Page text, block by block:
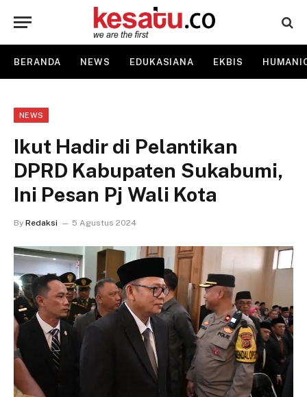
BERANDA NEWS EDUKASIANA EKBIS
NEWS
Ikut Hadir di Pelantikan
DPRD Kabupaten Sukabumi,
Ini Pesan Pj Wali Kota
By Redaksi 5 Agustus 2024